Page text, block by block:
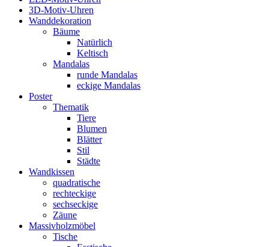
3D-Motiv-Uhren
Wanddekoration
Bäume
Natürlich
Keltisch
Mandalas
runde Mandalas
eckige Mandalas
Poster
Thematik
Tiere
Blumen
Blätter
Stil
Städte
Wandkissen
quadratische
rechteckige
sechseckige
Zäune
Massivholzmöbel
Tische